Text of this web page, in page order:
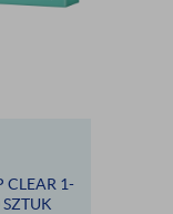
CLEAR 1-